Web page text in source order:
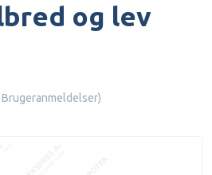
og lev
Brugeranmeldelser)